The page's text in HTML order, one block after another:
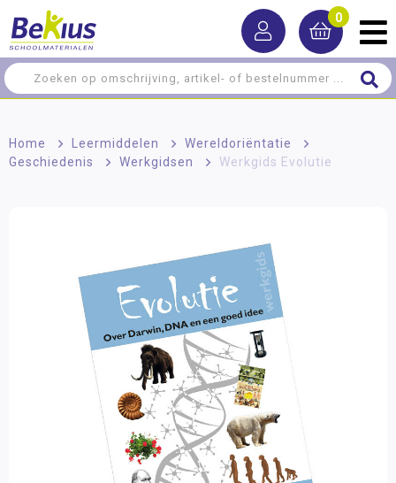
0
Home > Leermiddelen > Wereldoriëntatie
>
Geschiedenis
> Werkgidsen > Werkgids Evolutie